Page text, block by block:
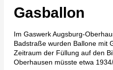
Gasballon
Im Gaswerk Augsburg-
Badstraße wurden Ballone mit
Zeitraum der Füllung auf den
Oberhausen müsste etwa